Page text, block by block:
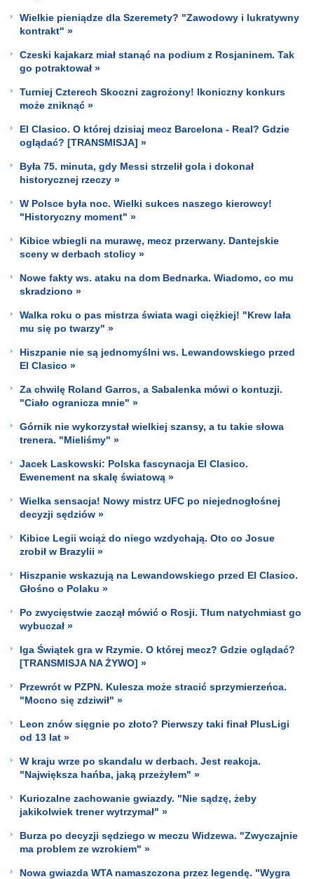
Wielkie pieniądze dla Szeremety? "Zawodowy i lukratywny
kontrakt" »
Czeski kajakarz miał stanąć na podium z Rosjaninem. Tak
go potraktował »
Turniej Czterech Skoczni zagrożony! Ikoniczny konkurs
może zniknąć »
El Clasico. O której dzisiaj mecz Barcelona - Real? Gdzie
oglądać? [TRANSMISJA] »
Była 75. minuta, gdy Messi strzelił gola i dokonał
historycznej rzeczy »
W Polsce była noc. Wielki sukces naszego kierowcy!
"Historyczny moment" »
Kibice wbiegli na murawę, mecz przerwany. Dantejskie
sceny w derbach stolicy »
Nowe fakty ws. ataku na dom Bednarka. Wiadomo, co mu
skradziono »
Walka roku o pas mistrza świata wagi ciężkiej! "Krew lała
mu się po twarzy" »
Hiszpanie nie są jednomyślni ws. Lewandowskiego przed
El Clasico »
Za chwilę Roland Garros, a Sabalenka mówi o kontuzji.
"Ciało ogranicza mnie" »
Górnik nie wykorzystał wielkiej szansy, a tu takie słowa
trenera. "Mieliśmy" »
Jacek Laskowski: Polska fascynacja El Clasico.
Ewenement na skalę światową »
Wielka sensacja! Nowy mistrz UFC po niejednogłośnej
decyzji sędziów »
Kibice Legii wciąż do niego wzdychają. Oto co Josue
zrobił w Brazylii »
Hiszpanie wskazują na Lewandowskiego przed El Clasico.
Głośno o Polaku »
Po zwycięstwie zaczął mówić o Rosji. Tłum natychmiast go
wybuczał »
Iga Świątek gra w Rzymie. O której mecz? Gdzie oglądać?
[TRANSMISJA NA ŻYWO] »
Przewrót w PZPN. Kulesza może stracić sprzymierzeńca.
"Mocno się zdziwił" »
Leon znów sięgnie po złoto? Pierwszy taki finał PlusLigi
od 13 lat »
W kraju wrze po skandalu w derbach. Jest reakcja.
"Największa hańba, jaką przeżyłem" »
Kuriozalne zachowanie gwiazdy. "Nie sądzę, żeby
jakikolwiek trener wytrzymał" »
Burza po decyzji sędziego w meczu Widzewa. "Zwyczajnie
ma problem ze wzrokiem" »
Nowa gwiazda WTA namaszczona przez legendę. "Wygra